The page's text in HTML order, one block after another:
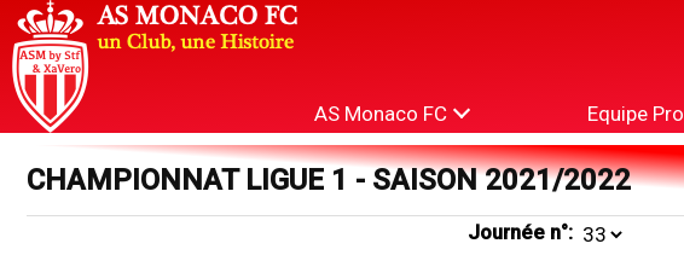
AS Monaco FC Equipe Pro
CHAMPIONNAT LIGUE 1 - SAISON 2021/2022
Journée n°: